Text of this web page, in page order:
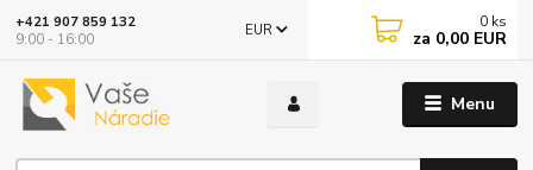
Menu
EUR
+421 907 859 132
9:00 - 16:00
0 ks
za 0,00 EUR